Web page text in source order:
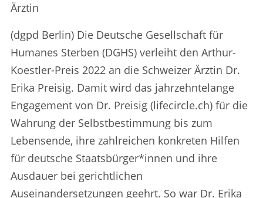
Ärztin
(dgpd Berlin) Die Deutsche Gesellschaft für
Humanes Sterben (DGHS) verleiht den Arthur-
Koestler-Preis 2022 an die Schweizer Ärztin Dr.
Erika Preisig. Damit wird das jahrzehntelange
Engagement von Dr. Preisig (lifecircle.ch) für die
Wahrung der Selbstbestimmung bis zum
Lebensende, ihre zahlreichen konkreten Hilfen
für deutsche Staatsbürger*innen und ihre
Ausdauer bei gerichtlichen
Auseinandersetzungen geehrt. So war Dr. Erika